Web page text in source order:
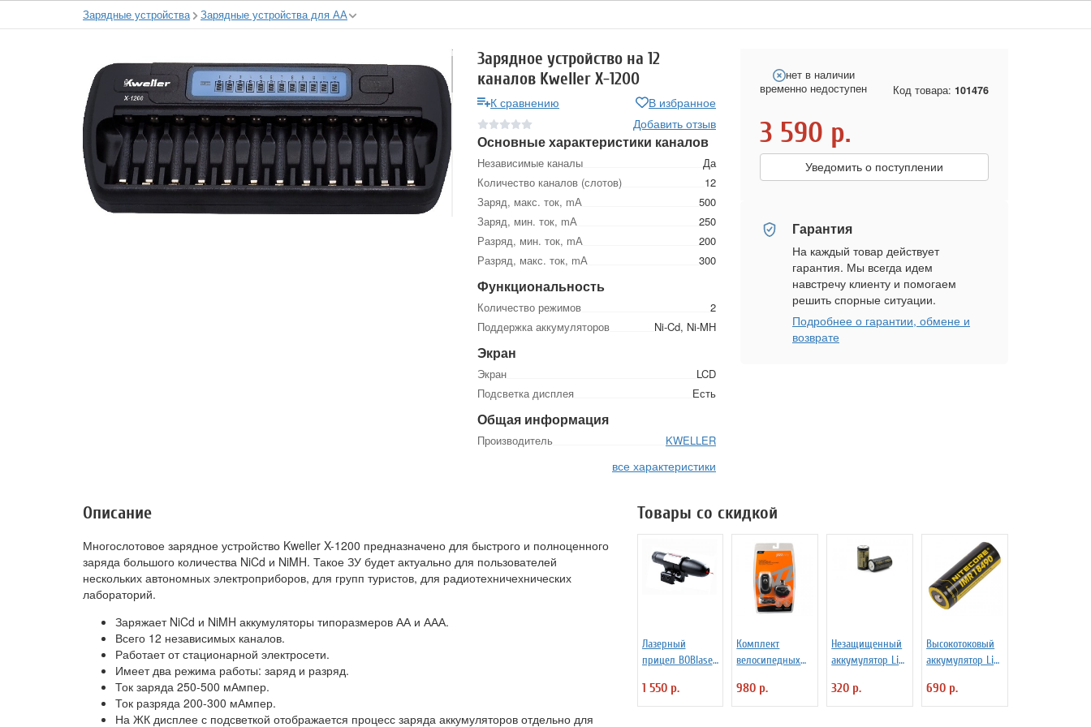
Зарядные устройства Зарядные устройства для АА
Зарядное устройство на 12
каналов Kweller X-1200
К сравнению
В избранное
Добавить отзыв
Основные характеристики каналов
Независимые каналы
Да
Количество каналов (слотов)
12
Заряд, макс. ток, mА
500
Заряд, мин. ток, mА
250
Разряд, мин. ток, mА
200
Разряд, макс. ток, mА
300
Функциональность
Количество режимов
2
Поддержка аккумуляторов
Ni-Cd, Ni-MH
Экран
Экран
LCD
Подсветка дисплея
Есть
Общая информация
Производитель KWELLER
все характеристики
нет в наличии
временно недоступен
Код товара: 101476
3 590 р.
Уведомить о поступлении
Гарантия
На каждый товар действует
гарантия. Мы всегда идем
навстречу клиенту и помогаем
решить спорные ситуации.
Подробнее о гарантии, обмене и
возврате
Описание
Многослотовое зарядное устройство Kweller X-1200 предназначено для быстрого и полноценного
заряда большого количества NiCd и NiMH. Такое ЗУ будет актуально для пользователей
нескольких автономных электроприборов, для групп туристов, для радиотехничехнических
лабораторий.
Заряжает NiCd и NiMH аккумуляторы типоразмеров АА и ААА.
Всего 12 независимых каналов.
Работает от стационарной электросети.
Имеет два режима работы: заряд и разряд.
Ток заряда 250-500 мАмпер.
Ток разряда 200-300 мАмпер.
На ЖК дисплее с подсветкой отображается процесс заряда аккумуляторов отдельно для
Товары со скидкой
Лазерный
прицел BOBlaser
1 550 р.
Комплект
велосипедных
F/R-L07
980 р.
Незащищенный
аккумулятор Li-
IMR18350 850
mAh 4,2В 4.25A
320 р.
Высокотоковый
аккумулятор Li-
NL18490A
1100mAh 11А
690 р.